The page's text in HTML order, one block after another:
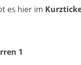
es hier im
1